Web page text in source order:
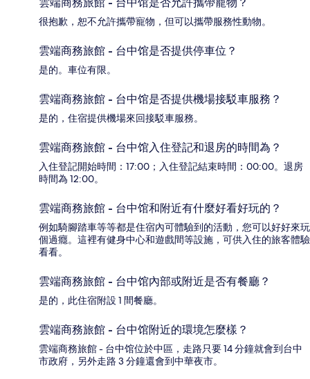
很抱歉，恕不允許攜帶寵物，但可以攜帶服務性動物。
雲端商務旅館 - 台中馆是否提供停車位？
是的。車位有限。
雲端商務旅館 - 台中馆是否提供機場接駁車服務？
是的，住宿提供機場來回接駁車服務。
雲端商務旅館 - 台中馆入住登記和退房的時間為？
入住登記開始時間：17:00；入住登記結束時間：00:00。退房
時間為 12:00。
雲端商務旅館 - 台中馆和附近有什麼好看好玩的？
例如騎腳踏車等等都是住宿內可體驗到的活動，您可以好好來玩
個過癮。這裡有健身中心和遊戲間等設施，可供入住的旅客體驗
看看。
雲端商務旅館 - 台中馆內部或附近是否有餐廳？
是的，此住宿附設 1 間餐廳。
雲端商務旅館 - 台中馆附近的環境怎麼樣？
雲端商務旅館 - 台中馆位於中區，走路只要 14 分鐘就會到台中
市政府，另外走路 3 分鐘還會到中華夜市。